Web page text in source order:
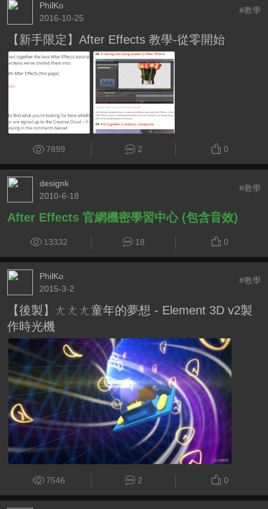
PhilKo
2016-10-25
#教學
【新手限定】After Effects 教學-從零開始
7899 2 0
designk
2010-6-18
#教學
After Effects 官網機密學習中心 (包含音效)
13332 18 0
PhilKo
2015-3-2
#教學
【後製】ㄤㄤㄤ童年的夢想 - Element 3D v2製
作時光機
7546 2 0